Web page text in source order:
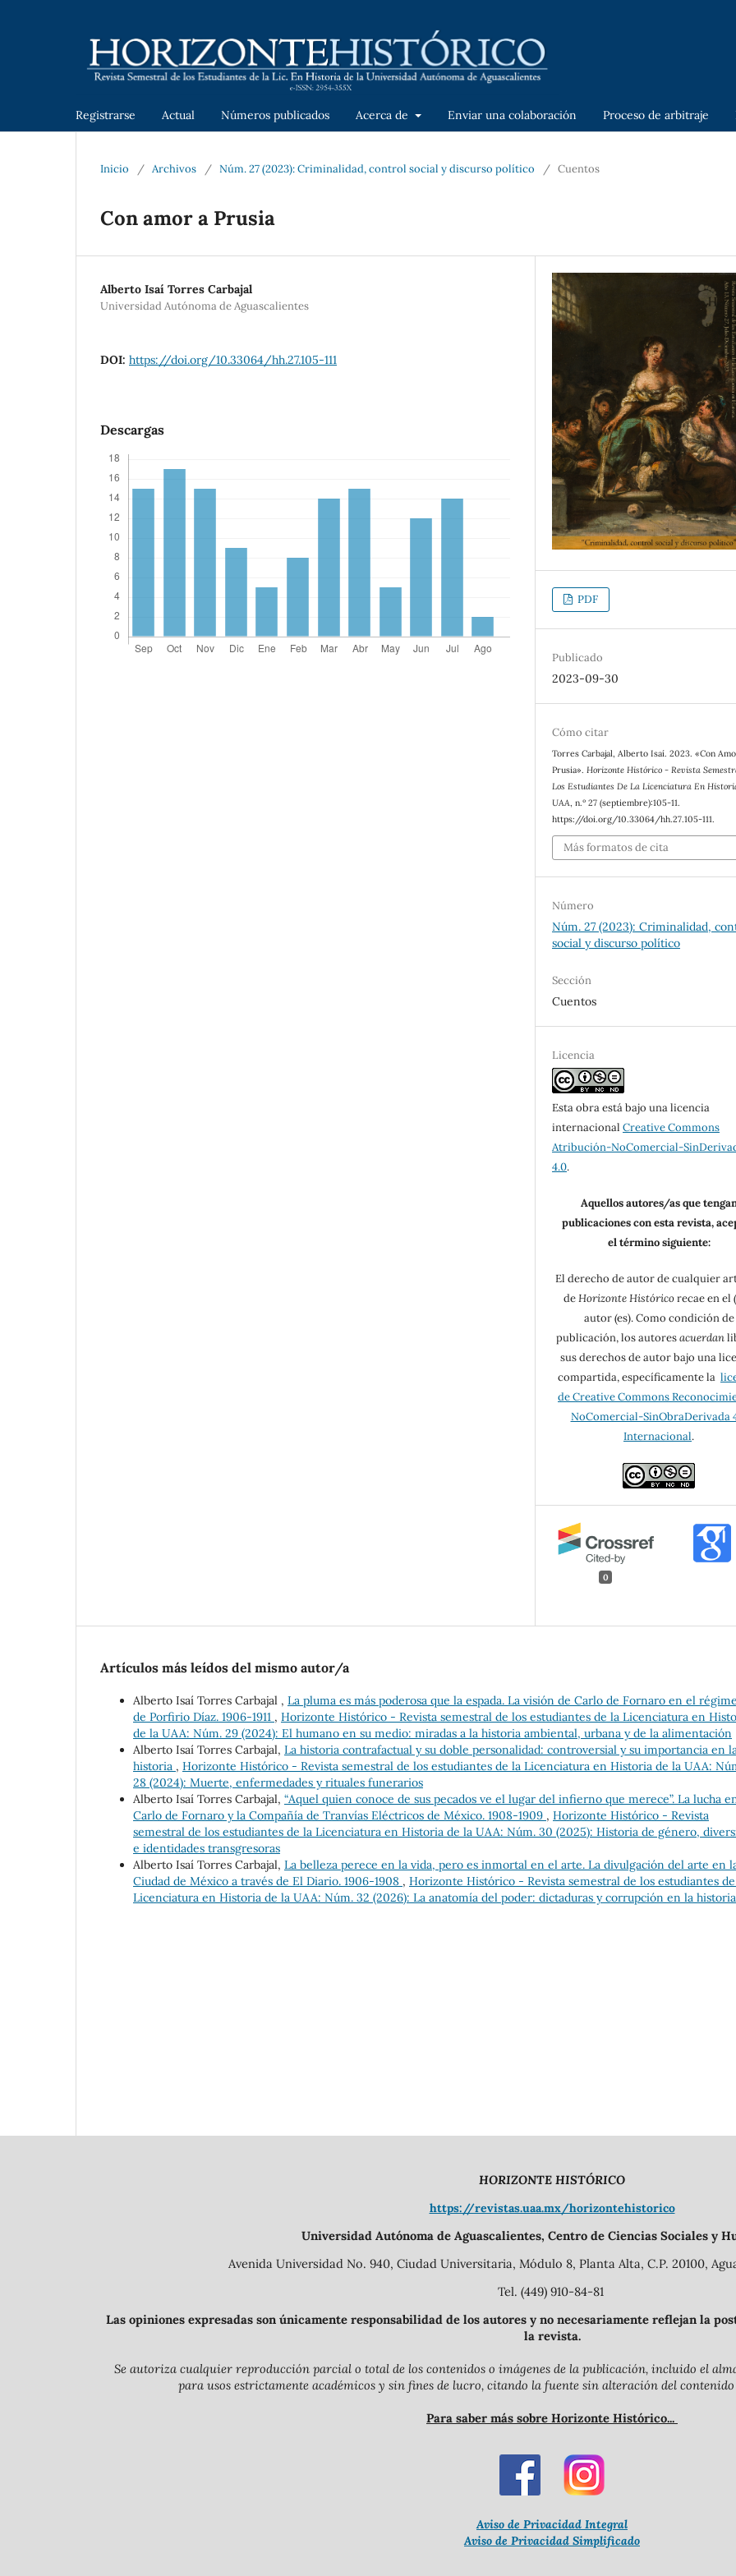
Registrarse Actual Números publicados Acerca de Enviar una colaboración Proceso de arbitraje
Inicio / Archivos / Núm. 27 (2023): Criminalidad, control social y discurso político / Cuentos
Con amor a Prusia
Alberto Isaí Torres Carbajal
Universidad Autónoma de Aguascalientes
DOI: https://doi.org/10.33064/hh.27.105-111
Descargas
PDF
Publicado
2023-09-30
Cómo citar
Torres Carbajal, Alberto Isaí. 2023. «Con
Prusia».Horizonte Histórico - Revista
Los Estudiantes De La Licenciatura En
UAA, n.º 27 (septiembre):105-11.
https://doi.org/10.33064/hh.27.105-111.
Más formatos de cita
Número
Núm. 27 (2023): Criminalidad,
social y discurso político
Sección
Cuentos
Licencia
Esta obra está bajo una licencia
internacionalCreative Commons
Atribución-NoComercial-
4.0.
Aquellos autores/as que
publicaciones con esta revista,
el término siguiente:
El derecho de autor de cualquier
deHorizonte Históricorecae en el
autor (es). Como condición de
publicación, los autoresacuerdan
sus derechos de autor bajo una
compartida, específicamente la
de Creative Commons
NoComercial-SinObraDerivada
Internacional.
0
Artículos más leídos del mismo autor/a
Alberto Isaí Torres Carbajal , La pluma es más poderosa que la espada. La visión de Carlo de Fornaro en el
de Porfirio Díaz. 1906-1911 , Horizonte Histórico - Revista semestral de los estudiantes de la Licenciatura en
de la UAA: Núm. 29 (2024): El humano en su medio: miradas a la historia ambiental, urbana y de la alimentación
Alberto Isaí Torres Carbajal, La historia contrafactual y su doble personalidad: controversial y su importancia en
historia , Horizonte Histórico - Revista semestral de los estudiantes de la Licenciatura en Historia de la UAA:
28 (2024): Muerte, enfermedades y rituales funerarios
Alberto Isaí Torres Carbajal, “Aquel quien conoce de sus pecados ve el lugar del infierno que merece”. La lucha
Carlo de Fornaro y la Compañía de Tranvías Eléctricos de México. 1908-1909 , Horizonte Histórico - Revista
semestral de los estudiantes de la Licenciatura en Historia de la UAA: Núm. 30 (2025): Historia de género,
e identidades transgresoras
Alberto Isaí Torres Carbajal, La belleza perece en la vida, pero es inmortal en el arte. La divulgación del arte en
Ciudad de México a través de El Diario. 1906-1908 , Horizonte Histórico - Revista semestral de los estudiantes
Licenciatura en Historia de la UAA: Núm. 32 (2026): La anatomía del poder: dictaduras y corrupción en la historia
HORIZONTE HISTÓRICO
https://revistas.uaa.mx/horizontehistorico
Universidad Autónoma de Aguascalientes, Centro de Ciencias Sociales y
Avenida Universidad No. 940, Ciudad Universitaria, Módulo 8, Planta Alta, C.P. 20100,
Tel. (449) 910-84-81
Las opiniones expresadas son únicamente responsabilidad de los autores y no necesariamente reflejan la
la revista.
Se autoriza cualquier reproducción parcial o total de los contenidos o imágenes de la publicación, incluido el
para usos estrictamente académicos y sin fines de lucro, citando la fuente sin alteración del
Para saber más sobre Horizonte Histórico...
Aviso de Privacidad Integral
Aviso de Privacidad Simplificado